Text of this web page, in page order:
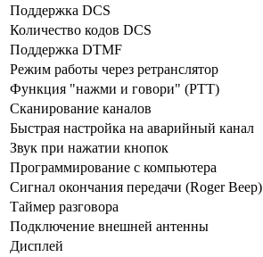
Поддержка DCS
Количество кодов DCS
Поддержка DTMF
Режим работы через ретранслятор
Функция "нажми и говори" (PTT)
Сканирование каналов
Быстрая настройка на аварийный канал
Звук при нажатии кнопок
Программирование с компьютера
Сигнал окончания передачи (Roger Beep)
Таймер разговора
Подключение внешней антенны
Дисплей